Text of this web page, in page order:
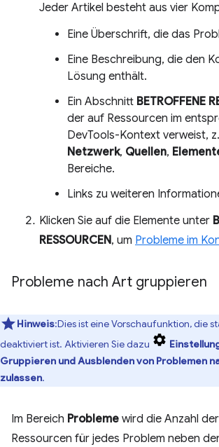
Jeder Artikel besteht aus vier
Eine Überschrift, die das
Eine Beschreibung, die den
Lösung enthält.
Ein Abschnitt BETROFFENE
der auf Ressourcen im
DevTools-Kontext verweist,
Netzwerk, Quellen,
Bereiche.
Links zu weiteren
Klicken Sie auf die Elemente unter
RESSOURCEN, um Probleme im
Probleme nach Art gruppieren
Hinweis:Dies ist eine Vorschaufunktion, die
deaktiviert ist. Aktivieren Sie dazu
Gruppieren und Ausblenden von Problemen
zulassen.
Im Bereich Probleme wird die Anzahl
Ressourcen für jedes Problem neben